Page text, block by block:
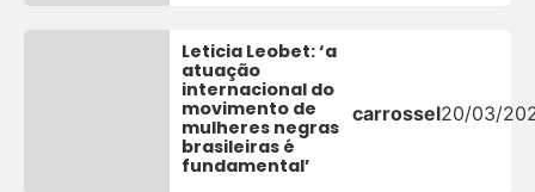
Leticia Leobet: ‘a
atuação
internacional do
movimento de
mulheres negras
brasileiras é
fundamental’
carrossel20/03/